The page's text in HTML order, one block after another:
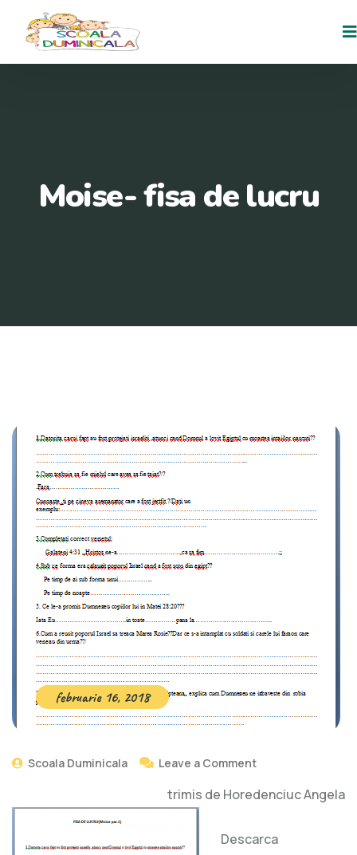
Moise- fisa de lucru
februarie 16, 2018
Scoala Duminicala Leave a Comment
trimis de Horedenciuc Angela
Descarca